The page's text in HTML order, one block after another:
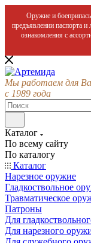
Оружие и
предъявлении паспорта и
ознакомления с
Мы работаем для
с 1989 года
Каталог
По всему сайту
По каталогу
Каталог
Нарезное оружие
Гладкоствольное
Травматическое
Патроны
Для
Для нарезного